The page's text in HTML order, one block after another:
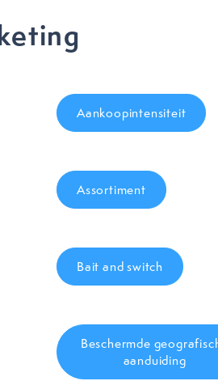
Aankoopintensiteit
Assortiment
Bait and switch
Beschermde
aanduiding